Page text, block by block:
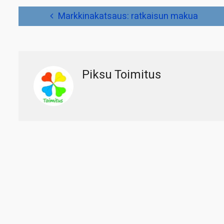
Markkinakatsaus: ratkaisun makua
Piksu Toimitus